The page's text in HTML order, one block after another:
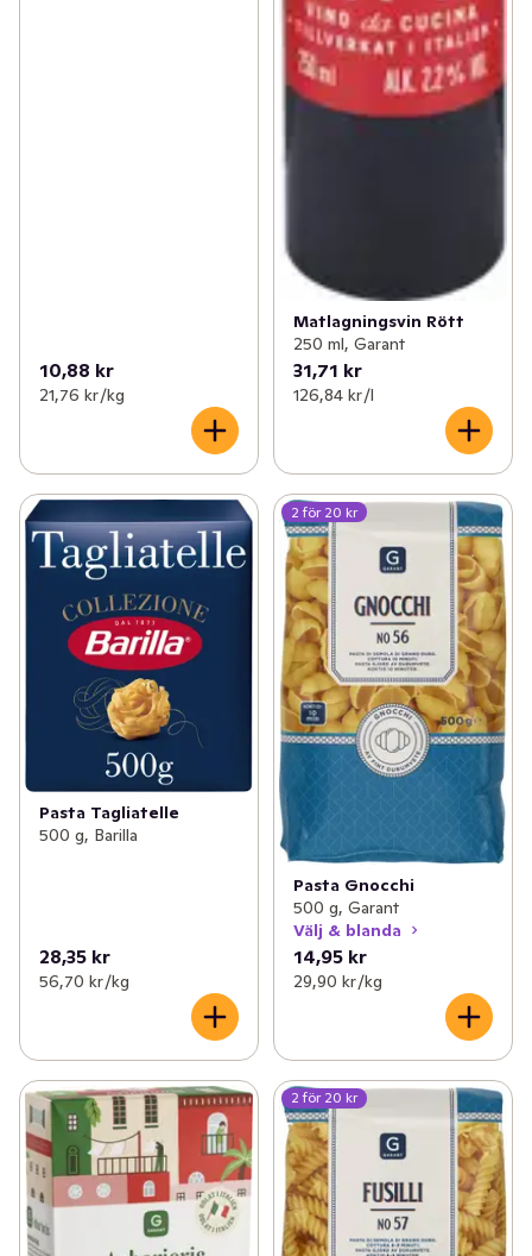
10,88 kr
21,76 kr /kg
Matlagningsvin Rött
250 ml, Garant
31,71 kr
126,84 kr /l
Pasta Tagliatelle
500 g, Barilla
28,35 kr
56,70 kr /kg
2 för 20 kr
Pasta Gnocchi
500 g, Garant
Välj & blanda
14,95 kr
29,90 kr /kg
2 för 20 kr